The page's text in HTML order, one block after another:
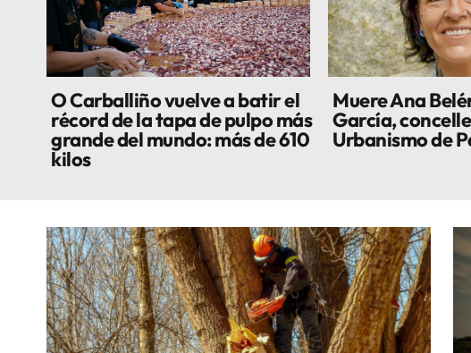
O Carballiño vuelve a batir el
récord de la tapa de pulpo más
grande del mundo: más de 610
kilos
Muere Ana
García,
Urbanismo de